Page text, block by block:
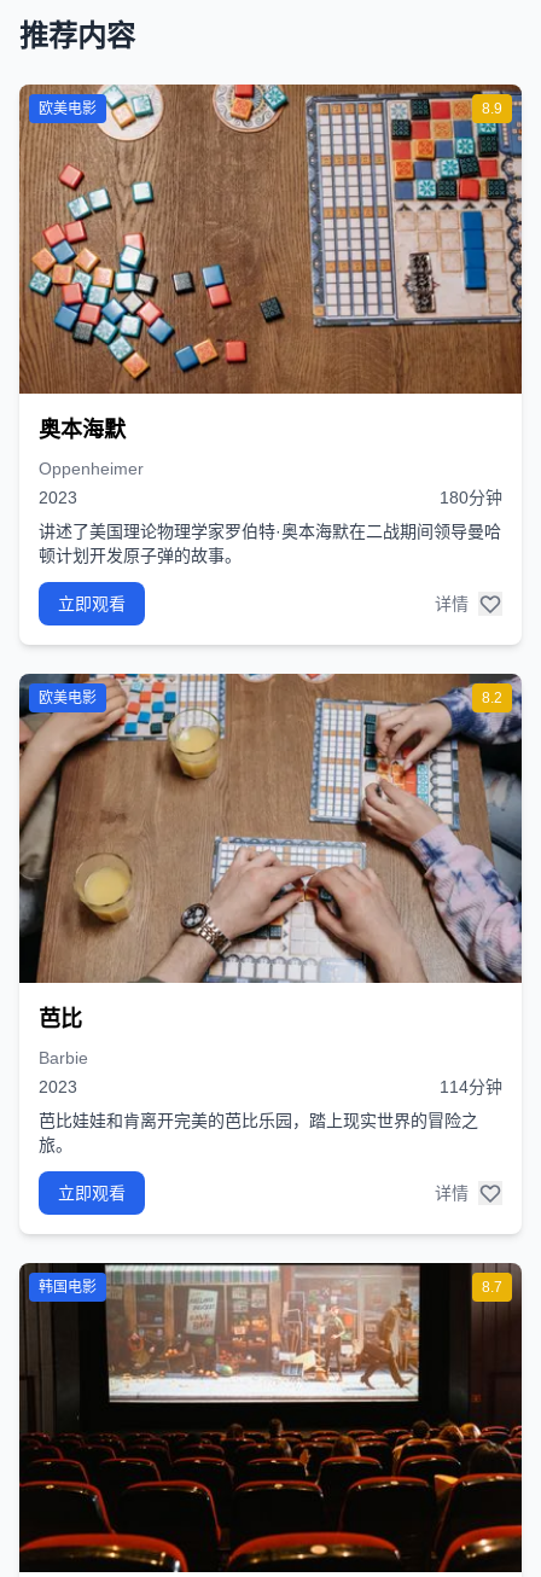
推荐内容
8.9
欧美电影
奥本海默
Oppenheimer
2023
180分钟
讲述了美国理论物理学家罗伯特·奥本海默在二战期间领导曼哈
顿计划开发原子弹的故事。
立即观看 详情
8.2
欧美电影
芭比
Barbie
2023
114分钟
芭比娃娃和肯离开完美的芭比乐园，踏上现实世界的冒险之
旅。
立即观看 详情
8.7
韩国电影